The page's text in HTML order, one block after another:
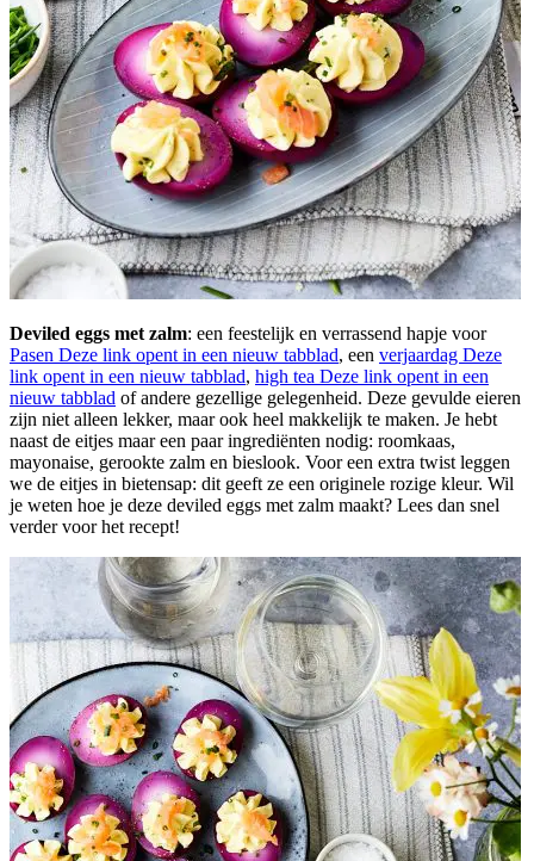
Deviled eggs met zalm: een feestelijk en verrassend hapje voor
Pasen Deze link opent in een nieuw tabblad, een verjaardag Deze
link opent in een nieuw tabblad, high tea Deze link opent in een
nieuw tabblad of andere gezellige gelegenheid. Deze gevulde eieren
zijn niet alleen lekker, maar ook heel makkelijk te maken. Je hebt
naast de eitjes maar een paar ingrediënten nodig: roomkaas,
mayonaise, gerookte zalm en bieslook. Voor een extra twist leggen
we de eitjes in bietensap: dit geeft ze een originele rozige kleur. Wil
je weten hoe je deze deviled eggs met zalm maakt? Lees dan snel
verder voor het recept!